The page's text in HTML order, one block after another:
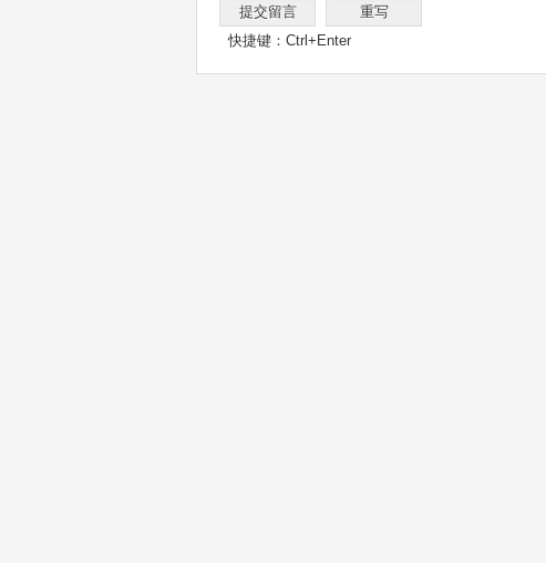
快捷键：Ctrl+Enter